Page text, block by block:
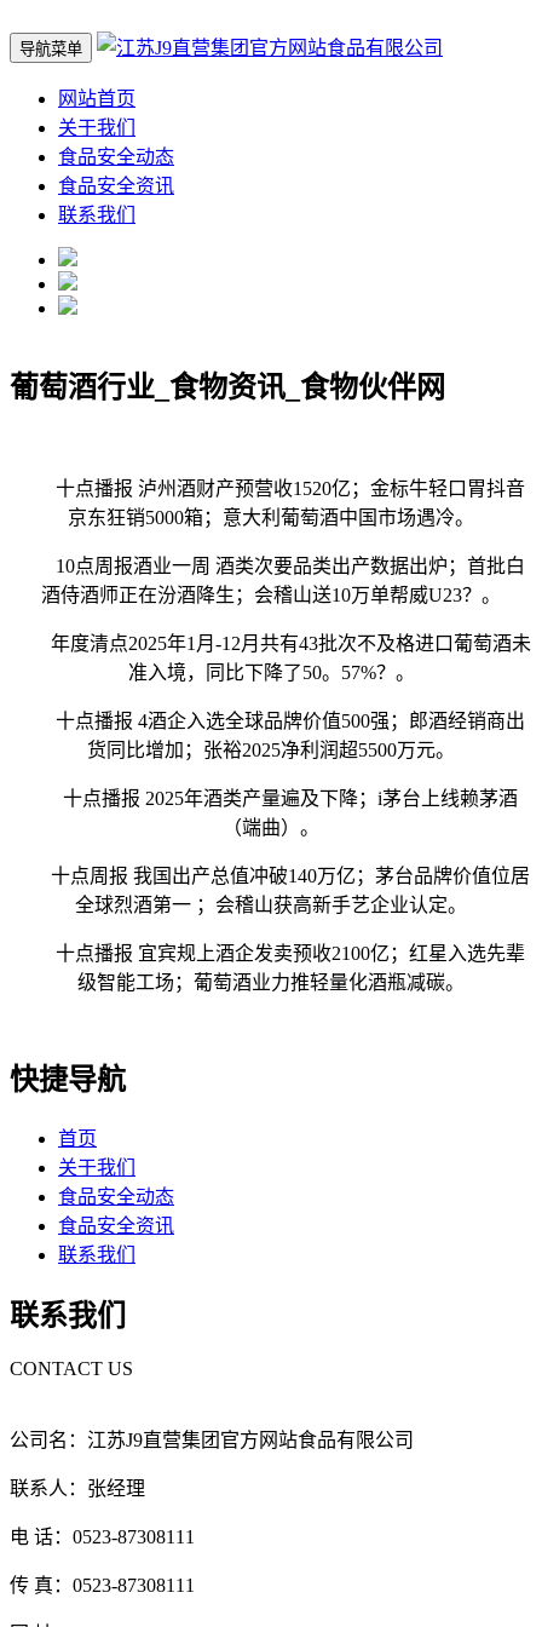
导航菜单
网站首页
关于我们
食品安全动态
食品安全资讯
联系我们
葡萄酒行业_食物资讯_食物伙伴网
十点播报 泸州酒财产预营收1520亿；金标牛轻口胃抖音
京东狂销5000箱；意大利葡萄酒中国市场遇冷。
10点周报酒业一周 酒类次要品类出产数据出炉；首批白
酒侍酒师正在汾酒降生；会稽山送10万单帮威U23？。
年度清点2025年1月-12月共有43批次不及格进口葡萄酒未
准入境，同比下降了50。57%？。
十点播报 4酒企入选全球品牌价值500强；郎酒经销商出
货同比增加；张裕2025净利润超5500万元。
十点播报 2025年酒类产量遍及下降；i茅台上线赖茅酒
（端曲）。
十点周报 我国出产总值冲破140万亿；茅台品牌价值位居
全球烈酒第一 ；会稽山获高新手艺企业认定。
十点播报 宜宾规上酒企发卖预收2100亿；红星入选先辈
级智能工场；葡萄酒业力推轻量化酒瓶减碳。
快捷导航
首页
关于我们
食品安全动态
食品安全资讯
联系我们
联系我们
CONTACT US
公司名：江苏J9直营集团官方网站食品有限公司
联系人：张经理
电 话：0523-87308111
传 真：0523-87308111